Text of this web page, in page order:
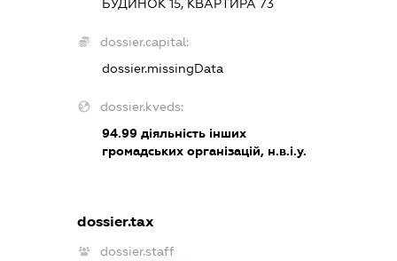
БУДИНОК 15, КВАРТИРА 73
dossier.capital:
dossier.missingData
dossier.kveds:
94.99діяльність інших
громадських організацій, н.в.і.у.
dossier.tax
dossier.staff